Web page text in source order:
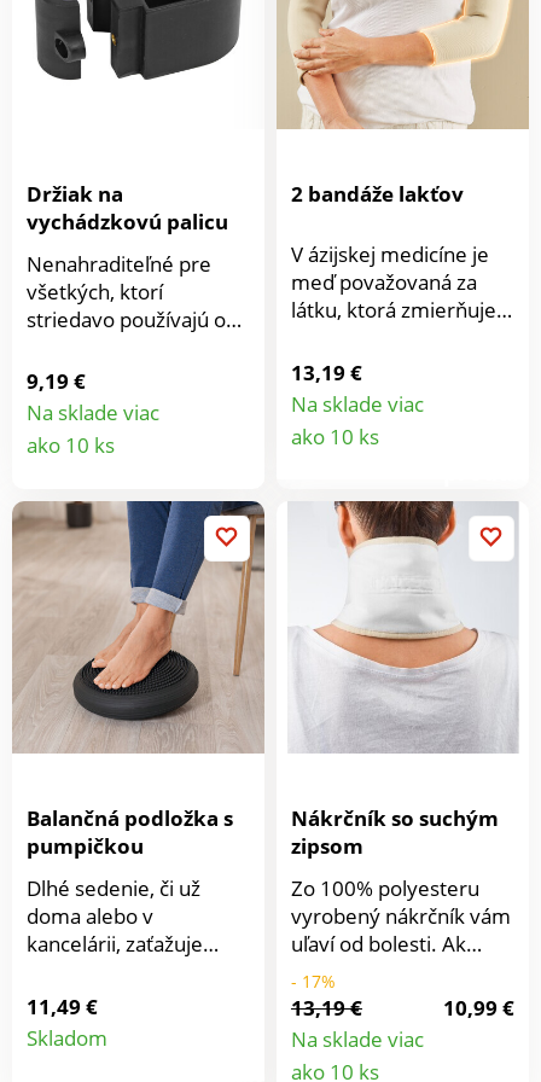
upokojujúce účinky.
Redukuje opuchy.
Držiak na
vychádzkovú palicu
Nenahraditeľné pre
všetkých, ktorí
striedavo používajú obe
Vychádzkovú palicu
vložte do držiaka v
spodnej časti chodúľky,
nacvaknite ju na hornú
9,19 €
Na sklade viac
ako 10 ks
2 bandáže lakťov
V ázijskej medicíne je
meď považovaná za
látku, ktorá zmierňuje
obľúbené bandáže
pretkané medenými
niťami. Intenzívne
hrejú, miernou
stabilizujú kĺby.
Vyskúšané a osvedčené
pri bolestiach svalov a
kĺbov, opuchoch,
reumatizme a artróze.
13,19 €
Na sklade viac
ako 10 ks
Balančná podložka s
pumpičkou
Dlhé sedenie, či už
doma alebo v
kancelárii, zaťažuje
vzduchom plnenému
balančnému vankúši
môže byť sedenie
11,49 €
Skladom
Nákrčník so suchým
zipsom
Zo 100% polyesteru
vyrobený nákrčník vám
uľaví od bolesti. Ak
trpíte bolesťou krčnej
chrbtice, s jeho
pomocou bude
neustále v suchu a
- 17%
13,19 €
10,99 €
Na sklade viac
ako 10 ks